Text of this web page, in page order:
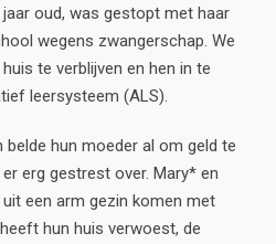
jaar oud, was gestopt met haar
wegens zwangerschap. We
te verblijven en hen in te
leersysteem (ALS).
hun moeder al om geld te
erg gestrest over. Mary* en
een arm gezin komen met
hun huis verwoest, de